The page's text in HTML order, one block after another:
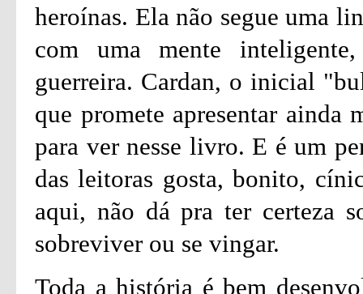
heroínas. Ela não segue uma
com uma mente
guerreira. Cardan, o inicial
que promete apresentar ainda
para ver nesse livro. E é um
das leitoras gosta, bonito,
aqui, não dá pra ter certeza
sobreviver ou se vingar.
Toda a história é bem